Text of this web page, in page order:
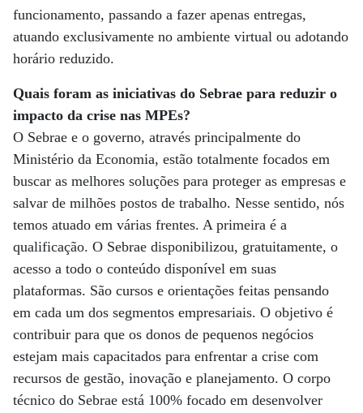
funcionamento, passando a fazer apenas entregas,
atuando exclusivamente no ambiente virtual ou adotando
horário reduzido.
Quais foram as iniciativas do Sebrae para reduzir o
impacto da crise nas MPEs?
O Sebrae e o governo, através principalmente do
Ministério da Economia, estão totalmente focados em
buscar as melhores soluções para proteger as empresas e
salvar de milhões postos de trabalho. Nesse sentido, nós
temos atuado em várias frentes. A primeira é a
qualificação. O Sebrae disponibilizou, gratuitamente, o
acesso a todo o conteúdo disponível em suas
plataformas. São cursos e orientações feitas pensando
em cada um dos segmentos empresariais. O objetivo é
contribuir para que os donos de pequenos negócios
estejam mais capacitados para enfrentar a crise com
recursos de gestão, inovação e planejamento. O corpo
técnico do Sebrae está 100% focado em desenvolver